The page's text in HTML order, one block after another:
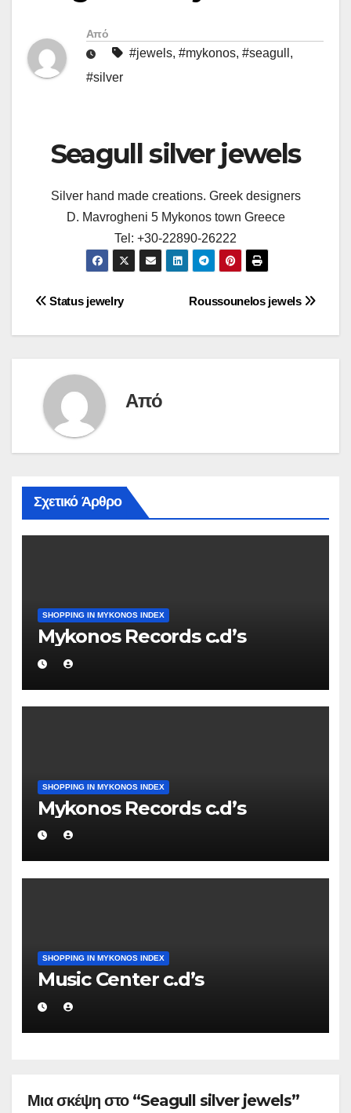
Από
#jewels, #mykonos, #seagull ,
#silver
Seagull silver jewels
Silver hand made creations. Greek designers
D. Mavrogheni 5 Mykonos town Greece
Tel: +30-22890-26222
Πλοήγηση
άρθρων
Roussounelos jewels
Status jewelry
Από
Σχετικό Άρθρο
SHOPPING IN MYKONOS INDEX
Mykonos Records c.d’s
SHOPPING IN MYKONOS INDEX
Mykonos Records c.d’s
SHOPPING IN MYKONOS INDEX
Music Center c.d’s
Μια σκέψη στο “Seagull silver jewels”